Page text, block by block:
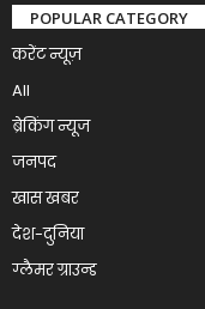
POPULAR CATEGORY
करेंट न्यूज़
All
ब्रेकिंग न्यूज
जनपद
खास खबर
देश-दुनिया
ग्लैमर ग्राउन्ड